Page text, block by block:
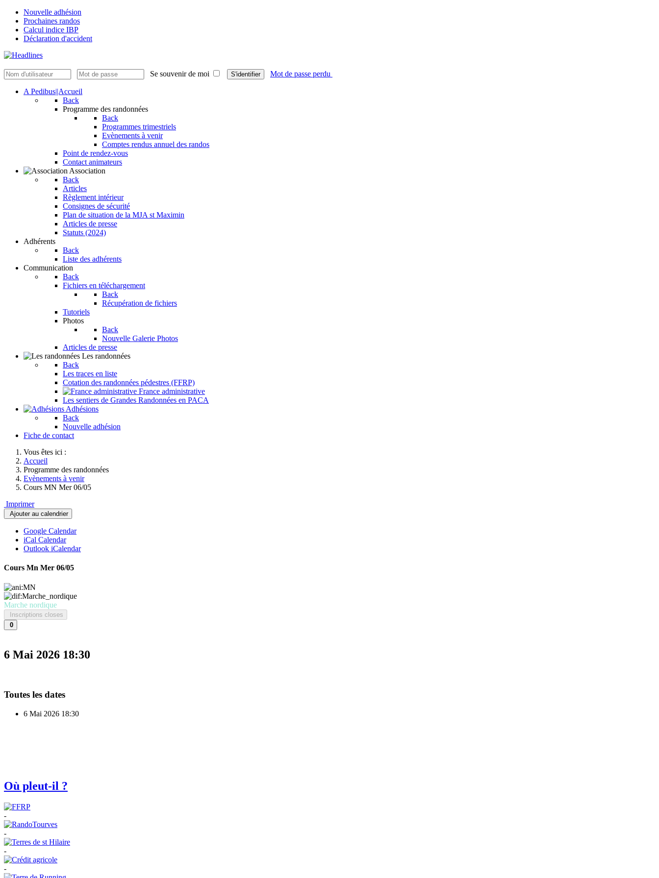
Nouvelle adhésion
Prochaines randos
Calcul indice IBP
Déclaration d'accident
Se souvenir de moi S'identifier Mot de passe perdu
A Pedibus||Accueil
Back
Programme des randonnées
Back
Programmes trimestriels
Evènements à venir
Comptes rendus annuel des randos
Point de rendez-vous
Contact animateurs
Association
Back
Articles
Règlement intérieur
Consignes de sécurité
Plan de situation de la MJA st Maximin
Articles de presse
Statuts (2024)
Adhérents
Back
Liste des adhérents
Communication
Back
Fichiers en téléchargement
Back
Récupération de fichiers
Tutoriels
Photos
Back
Nouvelle Galerie Photos
Articles de presse
Les randonnées
Back
Les traces en liste
Cotation des randonnées pédestres (FFRP)
France administrative
Les sentiers de Grandes Randonnées en PACA
Adhésions
Back
Nouvelle adhésion
Fiche de contact
Vous êtes ici :
Accueil
Programme des randonnées
Evènements à venir
Cours MN Mer 06/05
Imprimer
Ajouter au calendrier
Google Calendar
iCal Calendar
Outlook iCalendar
Cours Mn Mer 06/05
Marche nordique
Inscriptions closes
0
6 Mai 2026 18:30
Toutes les dates
6 Mai 2026 18:30
Où pleut-il ?
-
-
-
-